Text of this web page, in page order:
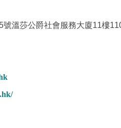
溫莎公爵社會服務大廈11樓